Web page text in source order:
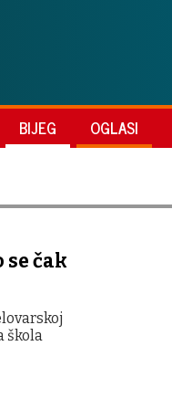
BIJEG OGLASI
čak
škola